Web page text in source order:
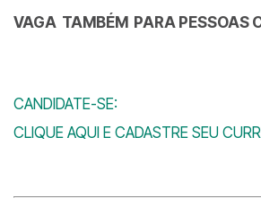
VAGA TAMBÉM PARA PESSOAS
CANDIDATE-SE:
CLIQUE AQUI E CADASTRE SEU